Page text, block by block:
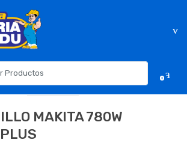
0
MAKITA 780W